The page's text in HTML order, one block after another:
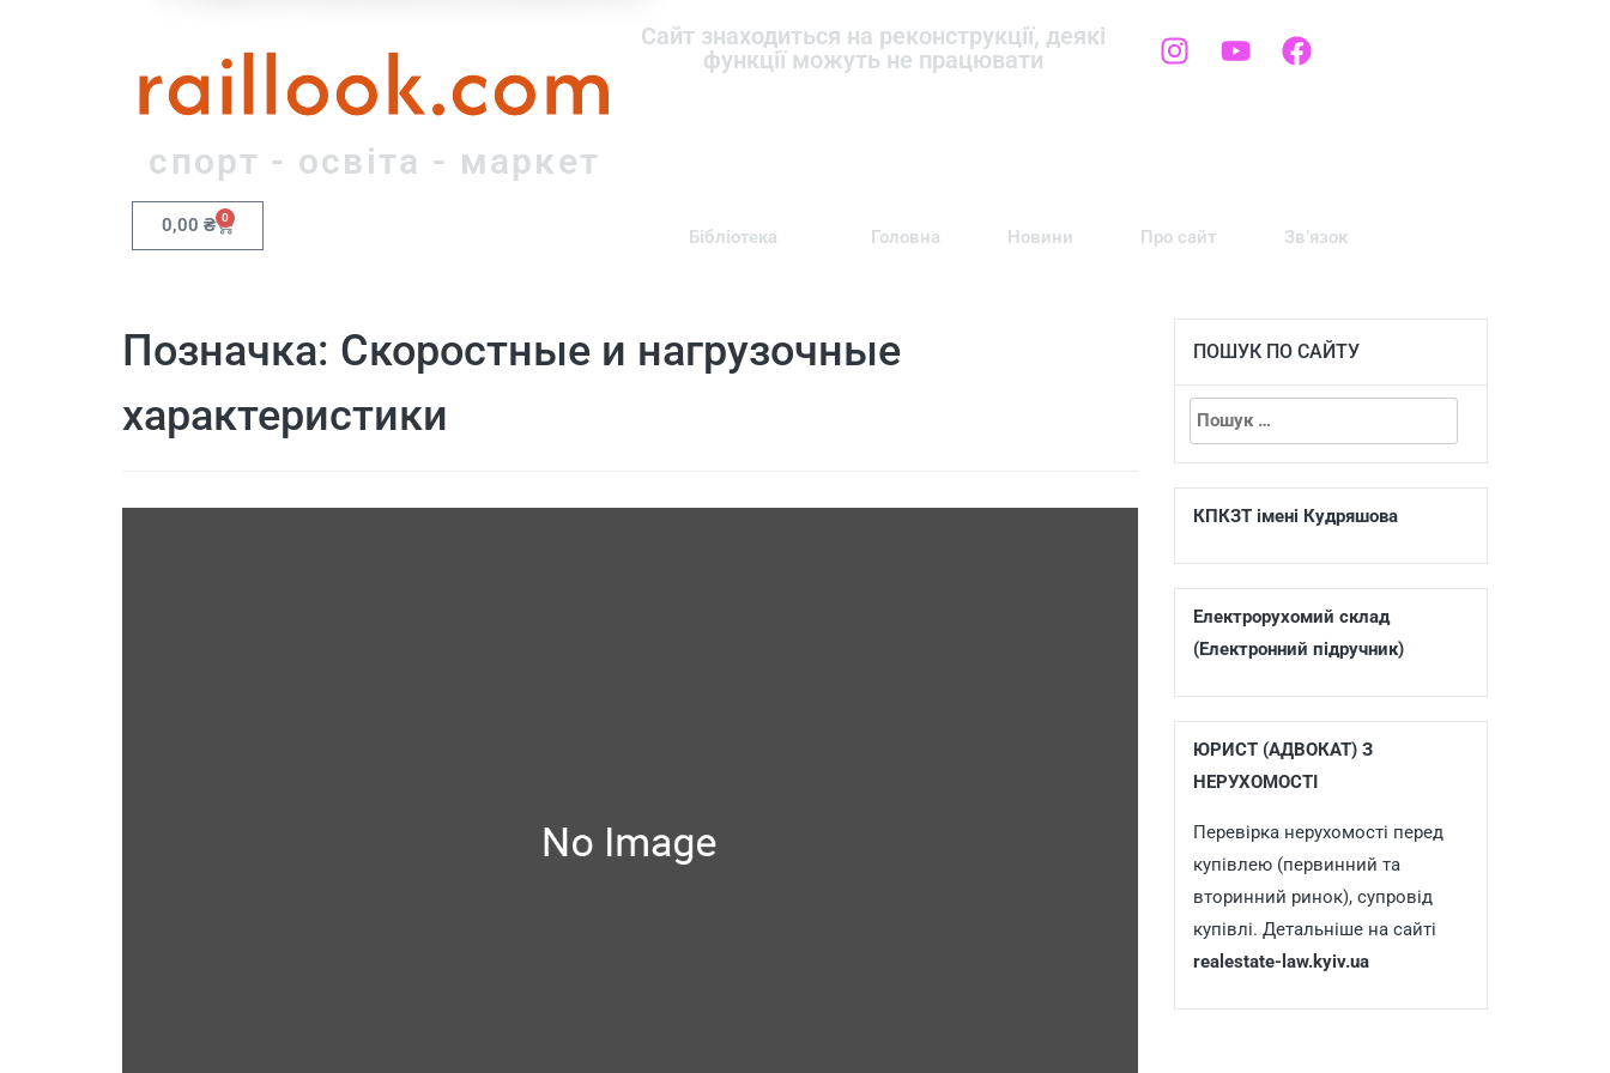
raillook.com
спорт - освіта - маркет
Сайт знаходиться на реконструкції, деякі
функції можуть не працювати
0,00 ₴ 0
Бібліотека Головна Новини Про сайт Зв’язок
Позначка: Скоростные и нагрузочные
характеристики
ПОШУК ПО САЙТУ
КПКЗТ імені Кудряшова
Електрорухомий склад
(Електронний підручник)
ЮРИСТ (АДВОКАТ) З
НЕРУХОМОСТІ
Перевірка нерухомості перед
купівлею (первинний та
вторинний ринок), супровід
купівлі. Детальніше на сайті
realestate-law.kyiv.ua